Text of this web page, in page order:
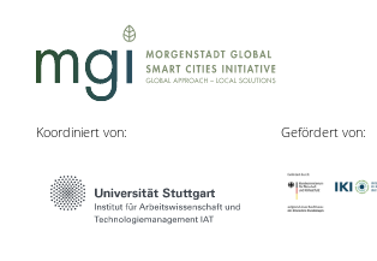
Koordiniert von: Gefördert von: